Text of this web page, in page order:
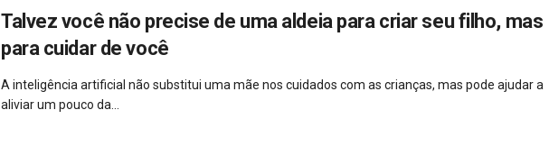
Talvez você não precise de uma aldeia para criar seu filho, mas
para cuidar de você
A inteligência artificial não substitui uma mãe nos cuidados com as crianças, mas pode ajudar a
aliviar um pouco da...